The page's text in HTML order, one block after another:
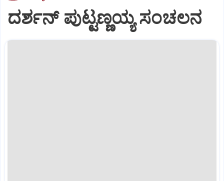
ದರ್ಶನ್‌ ಪುಟ್ಟಣ್ಣಯ್ಯ ಸಂಚಲನ